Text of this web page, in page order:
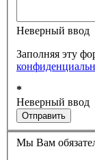
Неверный ввод
Заполняя эту
*
Неверный ввод
Отправить
Мы Вам